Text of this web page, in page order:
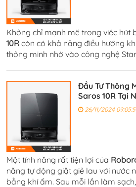
Không chỉ mạnh mẽ trong việc hút
10R còn có khả năng điều hướng
thông minh nhờ vào công nghệ
Đầu Tư Thông
Saros 10R Tại
26/11/2024
Một tính năng rất tiện lợi của
năng tự động giặt giẻ lau với nước
bằng khí ấm. Sau mỗi lần làm